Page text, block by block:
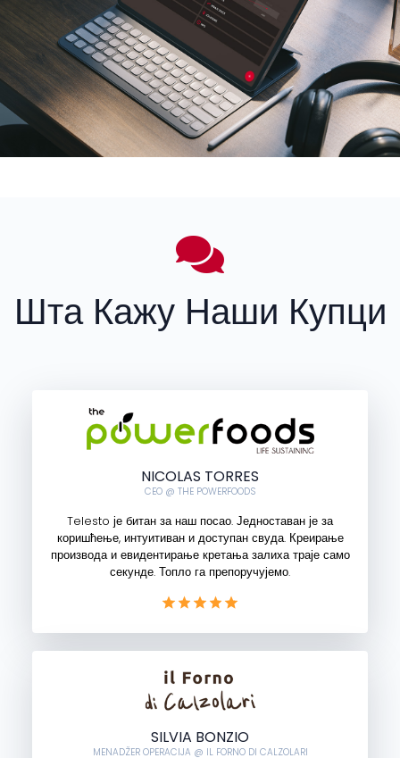
Шта Кажу Наши Купци
NICOLAS TORRES
CEO @ THE POWERFOODS
Telesto је битан за наш посао. Једноставан је за
коришћење, интуитиван и доступан свуда. Креирање
производа и евидентирање кретања залиха траје само
секунде. Топло га препоручујемо.
SILVIA BONZIO
MENADŽER OPERACIJA @ IL FORNO DI CALZOLARI